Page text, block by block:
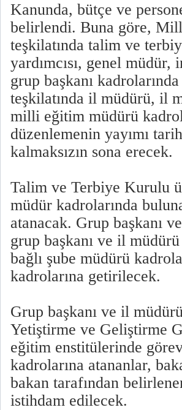
Kanunda, bütçe ve
belirlendi. Buna göre,
teşkilatında talim ve
yardımcısı, genel
grup başkanı
teşkilatında il müdürü, il
milli eğitim müdürü
düzenlemenin yayımı
kalmaksızın sona erecek.
Talim ve Terbiye Kurulu
müdür kadrolarında
atanacak. Grup başkanı
grup başkanı ve il
bağlı şube müdürü
kadrolarına getirilecek.
Grup başkanı ve il
Yetiştirme ve Geliştirme
eğitim enstitülerinde
kadrolarına atananlar,
bakan tarafından
istihdam edilecek.